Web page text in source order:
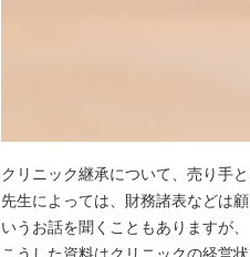
クリニック継承について、売り手
先生によっては、財務諸表などは
いうお話を聞くこともありますが、